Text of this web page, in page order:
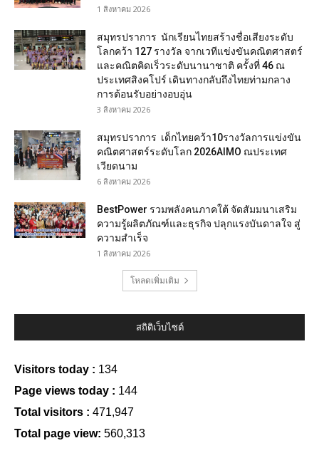
1 สิงหาคม 2026
สมุทรปราการ นักเรียนไทยสร้างชื่อเสียงระดับ
โลกคว้า 127 รางวัล จากเวทีแข่งขันคณิตศาสตร์
และคณิตคิดเร็วระดับนานาชาติ ครั้งที่ 46 ณ
ประเทศสิงคโปร์ เดินทางกลับถึงไทยท่ามกลาง
การต้อนรับอย่างอบอุ่น
3 สิงหาคม 2026
สมุทรปราการ เด็กไทยคว้า10รางวัลการแข่งขัน
คณิตศาสตร์ระดับโลก 2026AIMO ณประเทศ
เวียดนาม
6 สิงหาคม 2026
BestPower รวมพลังคนภาคใต้ จัดสัมมนาเสริม
ความรู้ผลิตภัณฑ์และธุรกิจ ปลุกแรงบันดาลใจ สู่
ความสำเร็จ
1 สิงหาคม 2026
โหลดเพิ่มเติม
สถิติเว็บไซต์
Visitors today : 134
Page views today : 144
Total visitors : 471,947
Total page view: 560,313